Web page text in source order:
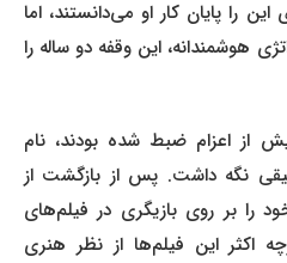
را پایان کار او می‌دانستند، اما
هوشمندانه، این وقفه دو ساله را
از اعزام ضبط شده بودند، نام
نگه داشت. پس از بازگشت از
را بر روی بازیگری در فیلم‌های
اکثر این فیلم‌ها از نظر هنری